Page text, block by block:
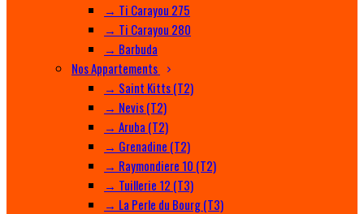
→ Ti Carayou 275
→ Ti Carayou 280
→ Barbuda
Nos Appartements
→ Saint Kitts (T2)
→ Nevis (T2)
→ Aruba (T2)
→ Grenadine (T2)
→ Raymondiere 10 (T2)
→ Tuillerie 12 (T3)
→ La Perle du Bourg (T3)